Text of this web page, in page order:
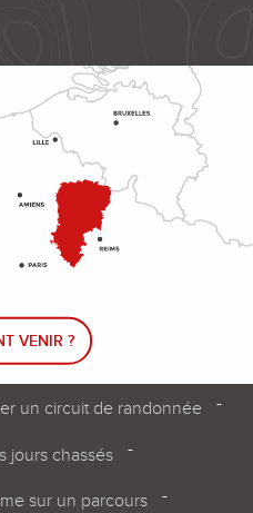
VENIR ?
un circuit de randonnée
jours chassés
sur un parcours